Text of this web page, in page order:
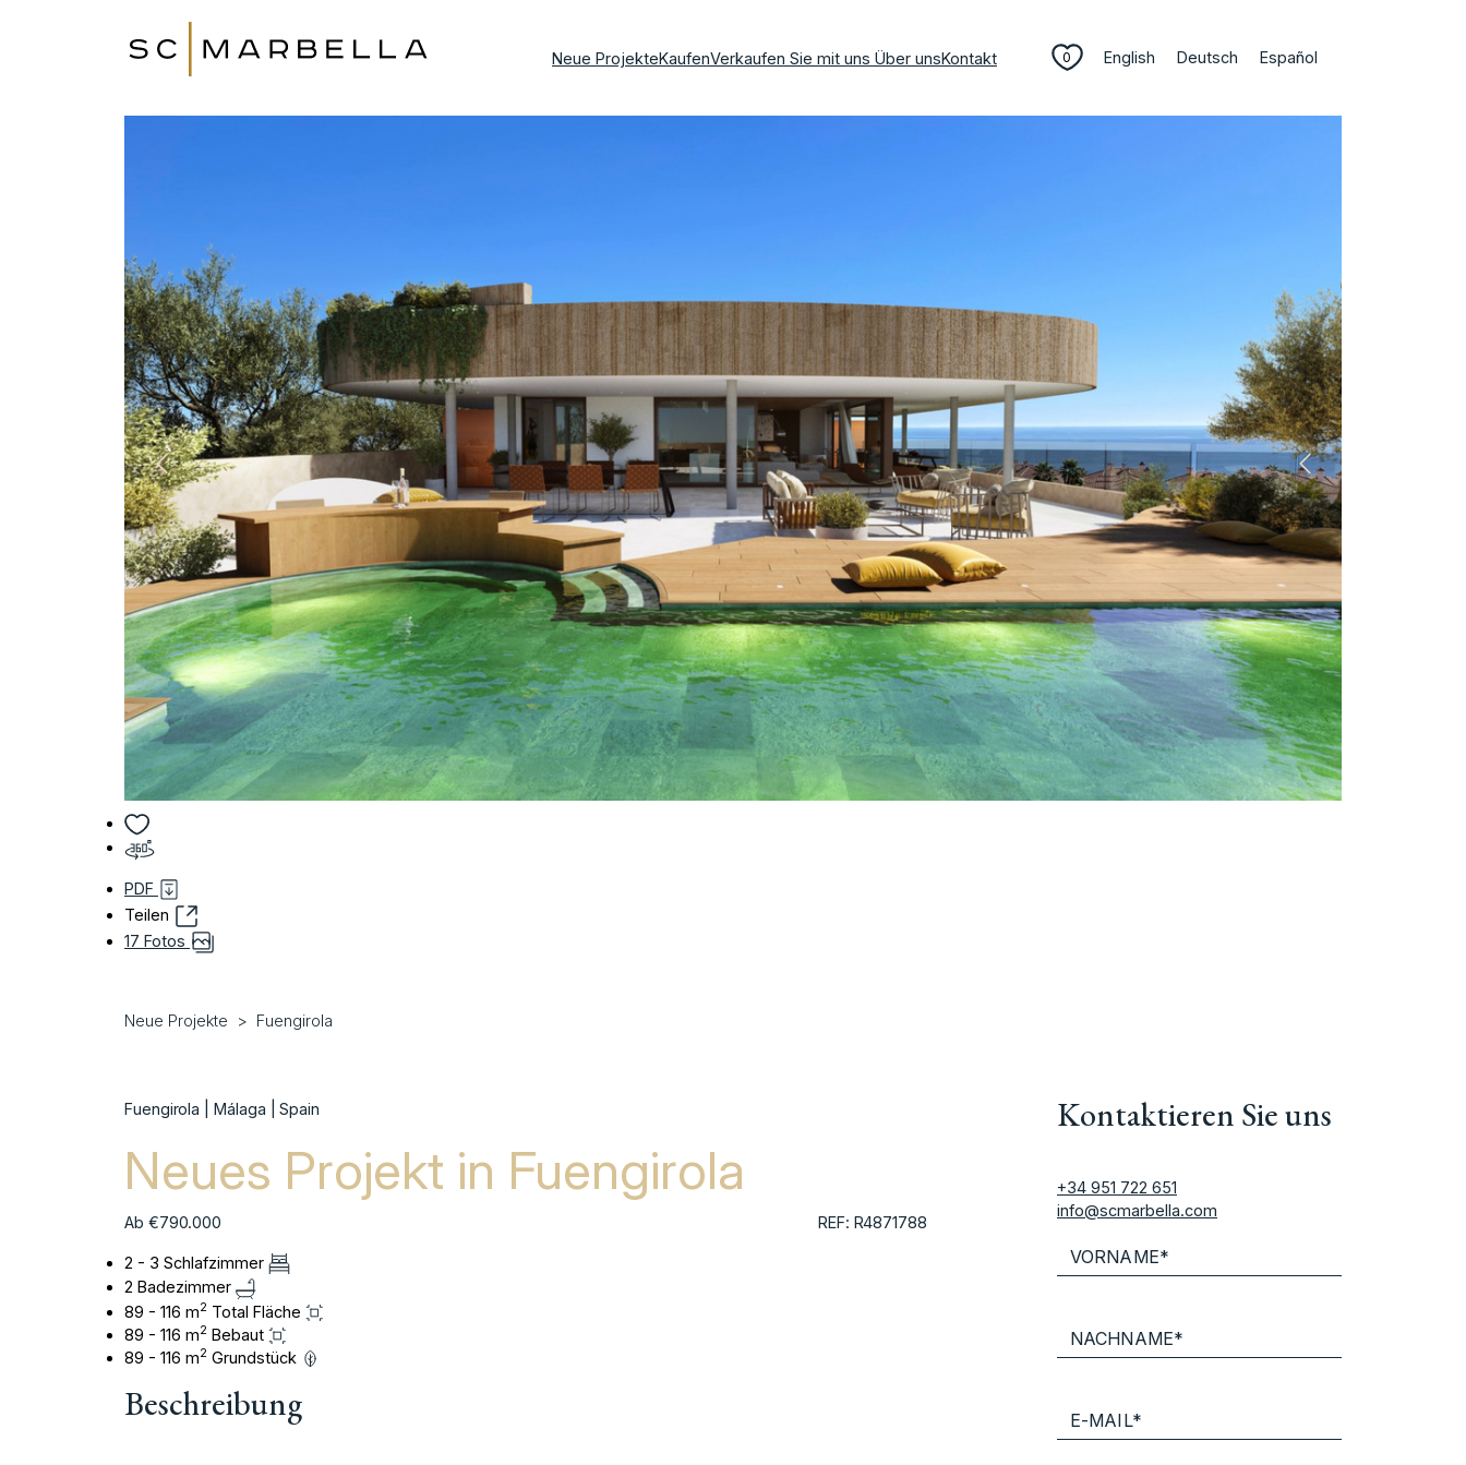
Neue ProjekteKaufenVerkaufen Sie mit uns Über unsKontakt 0 English Deutsch Español
PDF
Teilen
17 Fotos
Neue Projekte Fuengirola
Fuengirola | Málaga | Spain
Neues Projekt in Fuengirola
Ab €790.000 REF: R4871788
2 - 3 Schlafzimmer
2 Badezimmer
89 - 116 m2 Total Fläche
89 - 116 m2 Bebaut
89 - 116 m2 Grundstück
Beschreibung
Kontaktieren Sie uns
+34 951 722 651
info@scmarbella.com